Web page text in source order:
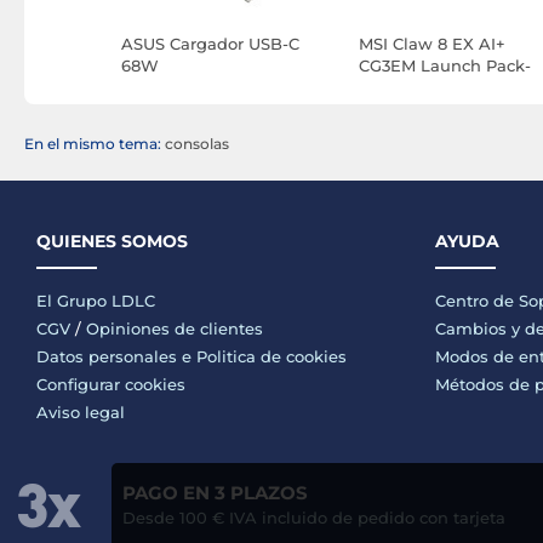
ASUS Cargador USB-C
68W
MSI Claw 8 EX AI+
CG3EM Launch Pack-
En el mismo tema: consolas
QUIENES SOMOS
El Grupo LDLC
CGV / Opiniones de clientes
Datos personales e Politica de cookies
Configurar cookies
Aviso legal
AYUDA
Centro de
Cambios y
Modos de
Métodos de
PAGO EN 3 PLAZOS
Desde 100 € IVA incluido de pedido con tarjeta